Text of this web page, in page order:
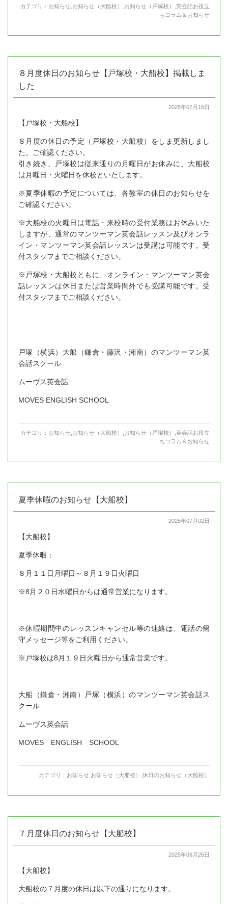
カテゴリ： お知らせ お知らせ（大船校） お知らせ（戸塚校）
英会話お役立
ちコラム＆お知らせ
８月度休日のお知らせ【戸塚校・大船校】掲載しま
した
2025年07月16日
【戸塚校・大船校】
８月度の休日の予定（戸塚校・大船校）をしま更新しまし
た。ご確認ください。
引き続き、戸塚校は従来通りの月曜日がお休みに、大船校
は月曜日・火曜日を休校といたします。
※夏季休暇の予定については、各教室の休日のお知らせを
ご確認ください。
※大船校の火曜日は電話・来校時の受付業務はお休みいた
しますが、通常のマンツーマン英会話レッスン及びオンラ
イン・マンツーマン英会話レッスンは受講は可能です。受
付スタッフまでご相談ください。
※戸塚校・大船校ともに、オンライン・マンツーマン英会
話レッスンは休日または営業時間外でも受講可能です。受
付スタッフまでご相談ください。
戸塚（横浜）大船（鎌倉・藤沢・湘南）のマンツーマン英
会話スクール
ムーヴス英会話
MOVES ENGLISH SCHOOL
カテゴリ： お知らせ お知らせ（大船校） お知らせ（戸塚校）
英会話お役立
ちコラム＆お知らせ
夏季休暇のお知らせ【大船校】
2025年07月02日
【大船校】
夏季休暇：
８月１１日月曜日～８月１９日火曜日
※8月２０日水曜日からは通常営業になります。
※休暇期間中のレッスンキャンセル等の連絡は、電話の留
守メッセージ等をご利用ください。
※戸塚校は8月１９日火曜日から通常営業です。
大船（鎌倉・湘南）戸塚（横浜）のマンツーマン英会話ス
クール
ムーヴス英会話
MOVES ENGLISH SCHOOL
カテゴリ： お知らせ お知らせ（大船校） 休日のお知らせ（大船校）
７月度休日のお知らせ【大船校】
2025年06月26日
【大船校】
大船校の７月度の休日は以下の通りになります。